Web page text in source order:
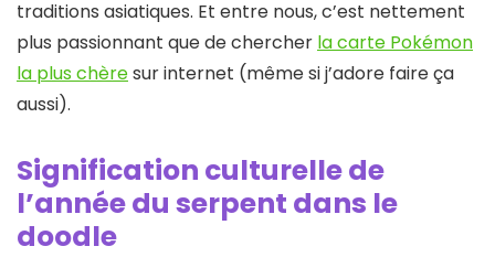
traditions asiatiques. Et entre nous, c’est nettement
plus passionnant que de chercher la carte Pokémon
la plus chèresur internet (même si j’adore faire ça
aussi).
Signification culturelle de
l’année du serpent dans le
doodle